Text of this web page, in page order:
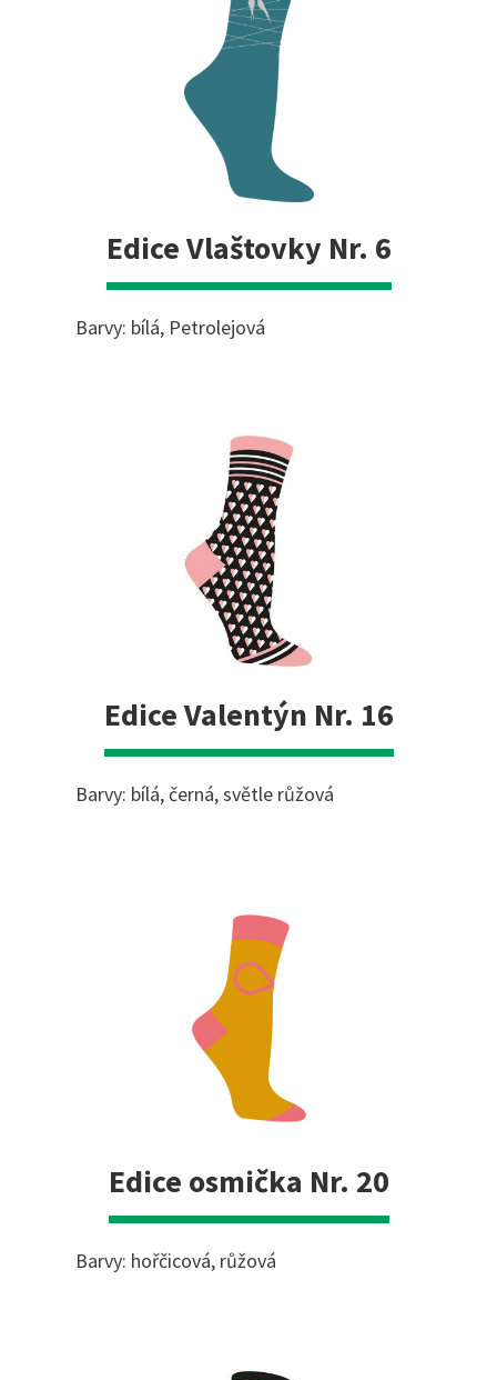
Edice Vlaštovky Nr. 6
Barvy: bílá, Petrolejová
Edice Valentýn Nr. 16
Barvy: bílá, černá, světle růžová
Edice osmička Nr. 20
Barvy: hořčicová, růžová